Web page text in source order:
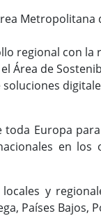
regional con
Área de
Europa
en
y
Países Bajos,